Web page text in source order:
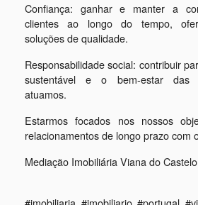
Confiança: ganhar e manter a
clientes ao longo do tempo,
soluções de qualidade.
Responsabilidade social: contribuir
sustentável e o bem-estar das
atuamos.
Estarmos focados nos nossos
relacionamentos de longo prazo com
Mediação Imobiliária Viana do Castelo